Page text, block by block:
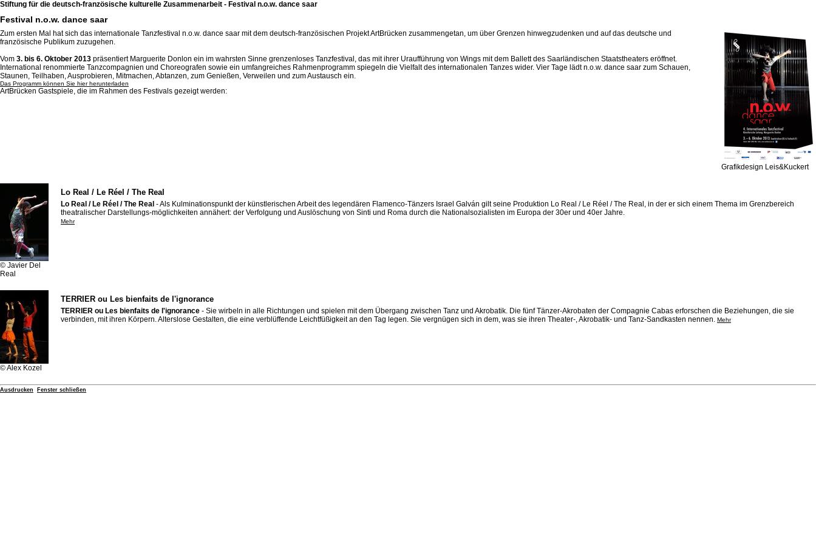
Stiftung für die deutsch-französische kulturelle Zusammenarbeit - Festival n.o.w. dance saar
Festival n.o.w. dance saar
Grafikdesign Leis&Kuckert
Zum ersten Mal hat sich das internationale Tanzfestival n.o.w. dance saar mit dem deutsch-französischen Projekt ArtBrücken zusammengetan, um über Grenzen hinwegzudenken und auf das deutsche und
französische Publikum zuzugehen.
Vom 3. bis 6. Oktober 2013 präsentiert Marguerite Donlon ein im wahrsten Sinne grenzenloses Tanzfestival, das mit ihrer Uraufführung von Wings mit dem Ballett des Saarländischen Staatstheaters eröffnet.
International renommierte Tanzcompagnien und Choreografen sowie ein umfangreiches Rahmenprogramm spiegeln die Vielfalt des internationalen Tanzes wider. Vier Tage lädt n.o.w. dance saar zum Schauen,
Staunen, Teilhaben, Ausprobieren, Mitmachen, Abtanzen, zum Genießen, Verweilen und zum Austausch ein.
Das Programm können Sie hier herunterladen
ArtBrücken Gastspiele, die im Rahmen des Festivals gezeigt werden:
© Javier Del
Real
Lo Real / Le Réel / The Real
Lo Real / Le Réel / The Real - Als Kulminationspunkt der künstlerischen Arbeit des legendären Flamenco-Tänzers Israel Galván gilt seine Produktion Lo Real / Le Réel / The Real, in der er sich einem Thema im Grenzbereich
theatralischer Darstellungs-möglichkeiten annähert: der Verfolgung und Auslöschung von Sinti und Roma durch die Nationalsozialisten im Europa der 30er und 40er Jahre.
Mehr
© Alex Kozel
TERRIER ou Les bienfaits de l'ignorance
TERRIER ou Les bienfaits de l'ignorance - Sie wirbeln in alle Richtungen und spielen mit dem Übergang zwischen Tanz und Akrobatik. Die fünf Tänzer-Akrobaten der Compagnie Cabas erforschen die Beziehungen, die sie
verbinden, mit ihren Körpern. Alterslose Gestalten, die eine verblüffende Leichtfüßigkeit an den Tag legen. Sie vergnügen sich in dem, was sie ihren Theater-, Akrobatik- und Tanz-Sandkasten nennen. Mehr
Ausdrucken Fenster schließen